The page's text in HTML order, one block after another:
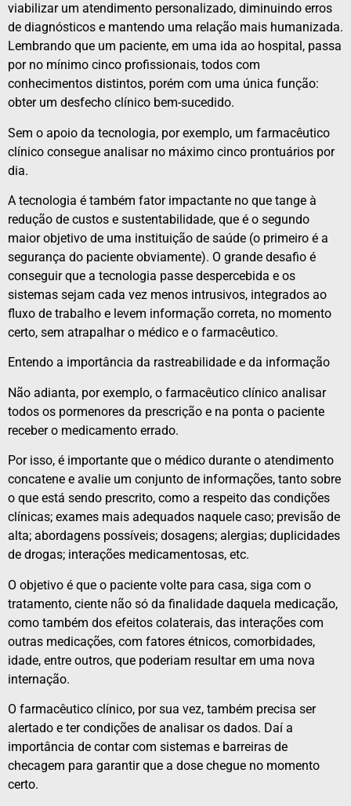
viabilizar um atendimento personalizado, diminuindo erros
de diagnósticos e mantendo uma relação mais humanizada.
Lembrando que um paciente, em uma ida ao hospital, passa
por no mínimo cinco profissionais, todos com
conhecimentos distintos, porém com uma única função:
obter um desfecho clínico bem-sucedido.
Sem o apoio da tecnologia, por exemplo, um farmacêutico
clínico consegue analisar no máximo cinco prontuários por
dia.
A tecnologia é também fator impactante no que tange à
redução de custos e sustentabilidade, que é o segundo
maior objetivo de uma instituição de saúde (o primeiro é a
segurança do paciente obviamente). O grande desafio é
conseguir que a tecnologia passe despercebida e os
sistemas sejam cada vez menos intrusivos, integrados ao
fluxo de trabalho e levem informação correta, no momento
certo, sem atrapalhar o médico e o farmacêutico.
Entendo a importância da rastreabilidade e da informação
Não adianta, por exemplo, o farmacêutico clínico analisar
todos os pormenores da prescrição e na ponta o paciente
receber o medicamento errado.
Por isso, é importante que o médico durante o atendimento
concatene e avalie um conjunto de informações, tanto sobre
o que está sendo prescrito, como a respeito das condições
clínicas; exames mais adequados naquele caso; previsão de
alta; abordagens possíveis; dosagens; alergias; duplicidades
de drogas; interações medicamentosas, etc.
O objetivo é que o paciente volte para casa, siga com o
tratamento, ciente não só da finalidade daquela medicação,
como também dos efeitos colaterais, das interações com
outras medicações, com fatores étnicos, comorbidades,
idade, entre outros, que poderiam resultar em uma nova
internação.
O farmacêutico clínico, por sua vez, também precisa ser
alertado e ter condições de analisar os dados. Daí a
importância de contar com sistemas e barreiras de
checagem para garantir que a dose chegue no momento
certo.